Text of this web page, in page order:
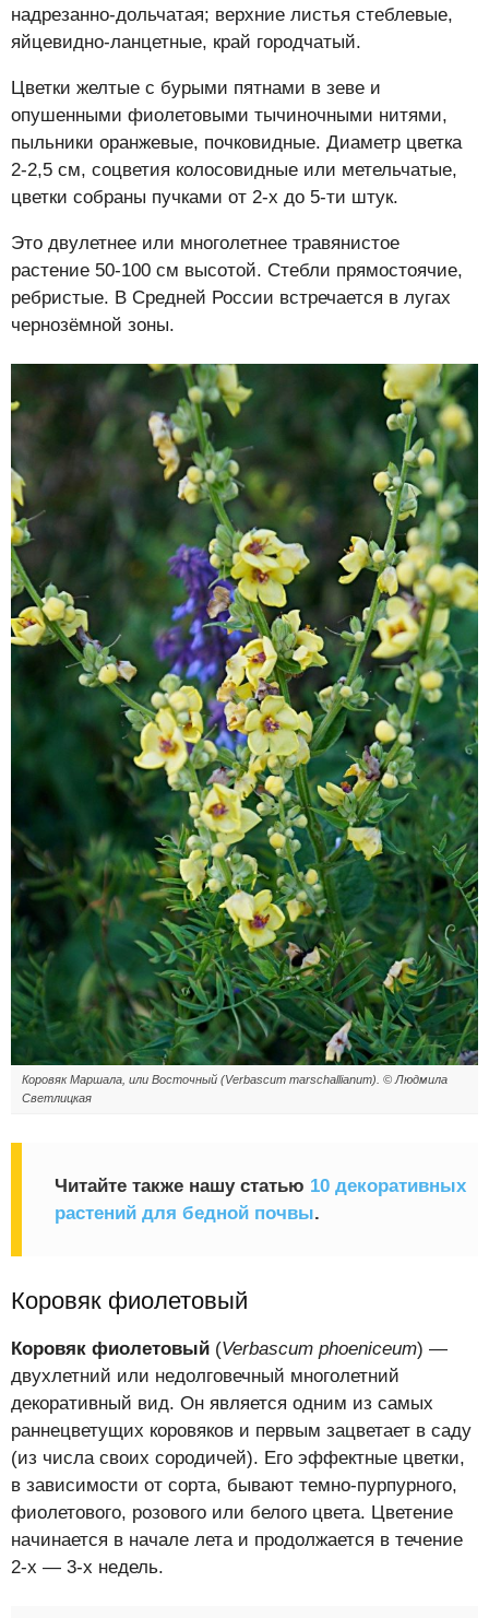
надрезанно-дольчатая; верхние листья стеблевые,
яйцевидно-ланцетные, край городчатый.
Цветки желтые с бурыми пятнами в зеве и
опушенными фиолетовыми тычиночными нитями,
пыльники оранжевые, почковидные. Диаметр цветка
2-2,5 см, соцветия колосовидные или метельчатые,
цветки собраны пучками от 2-х до 5-ти штук.
Это двулетнее или многолетнее травянистое
растение 50-100 см высотой. Стебли прямостоячие,
ребристые. В Средней России встречается в лугах
черно­зёмной зоны.
Коровяк Маршала, или Восточный (Verbascum marschallianum). © Людмила
Светлицкая
Читайте также нашу статью 10 декоративных
растений для бедной почвы.
Коровяк фиолетовый
Коровяк фиолетовый (Verbascum phoeniceum) —
двухлетний или недолговечный многолетний
декоративный вид. Он является одним из самых
раннецветущих коровяков и первым зацветает в саду
(из числа своих сородичей). Его эффектные цветки,
в зависимости от сорта, бывают темно-пурпурного,
фиолетового, розового или белого цвета. Цветение
начинается в начале лета и продолжается в течение
2-х — 3-х недель.